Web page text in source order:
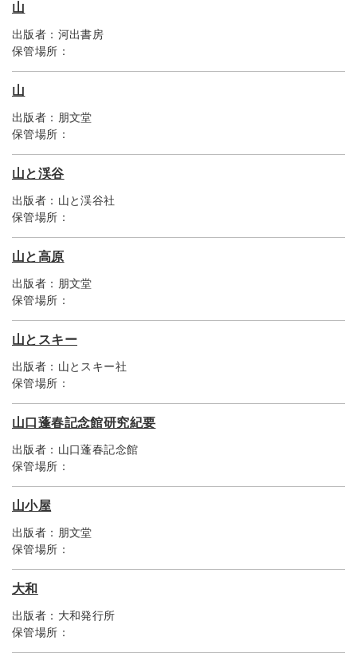
山
出版者： 河出書房
保管場所：
山
出版者： 朋文堂
保管場所：
山と渓谷
出版者： 山と渓谷社
保管場所：
山と高原
出版者： 朋文堂
保管場所：
山とスキー
出版者： 山とスキー社
保管場所：
山口蓬春記念館研究紀要
出版者： 山口蓬春記念館
保管場所：
山小屋
出版者： 朋文堂
保管場所：
大和
出版者： 大和発行所
保管場所：